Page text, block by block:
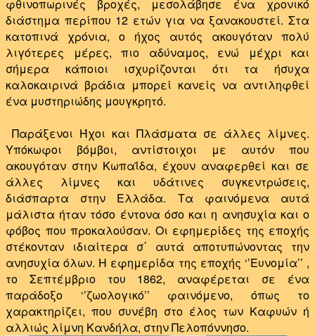
φθινοπωρινές βροχές, μεσολάβησε ένα χρονικό
διάστημα περίπου 12 ετών για να ξανακουστεί. Στα
κατοπινά χρόνια, ο ήχος αυτός ακουγόταν πολύ
λιγότερες μέρες, πιο αδύναμος, ενώ μέχρι και
σήμερα κάποιοι ισχυρίζονται ότι τα ήσυχα
καλοκαιρινά βράδια μπορεί κανείς να αντιληφθεί
ένα μυστηριώδης μουγκρητό.
Παράξενοι Ήχοι και Πλάσματα σε άλλες λίμνες.
Υπόκωφοι βόμβοι, αντίστοιχοι με αυτόν που
ακουγόταν στην Κωπαΐδα, έχουν αναφερθεί και σε
άλλες λίμνες και υδάτινες συγκεντρώσεις,
διάσπαρτα στην Ελλάδα. Τα φαινόμενα αυτά
μάλιστα ήταν τόσο έντονα όσο και η ανησυχία και ο
φόβος που προκαλούσαν. Οι εφημερίδες της εποχής
στέκονταν ιδιαίτερα σ΄ αυτά αποτυπώνοντας την
ανησυχία όλων. Η εφημερίδα της εποχής ‘’Ευνομία’’ ,
το Σεπτέμβριο του 1862, αναφέρεται σε ένα
παράδοξο ‘’ζωολογικό’’ φαινόμενο, όπως το
χαρακτηρίζει, που συνέβη στο έλος των Καφυών ή
αλλιώς λίμνη Κανδήλα, στην Πελοπόννησο.